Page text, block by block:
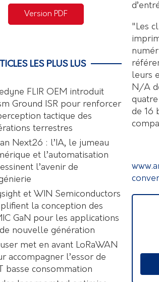
"Les
leurs
N/A
de 16
Version PDF
LES PLUS LUS
FLIR OEM introduit
Ground ISR pour renforcer
tactique des
terrestres
Next26 : l’IA, le jumeau
et l’automatisation
l’avenir de
et WIN Semiconductors
la conception des
GaN pour les applications
nouvelle génération
met en avant LoRaWAN
accompagner l’essor de
basse consommation